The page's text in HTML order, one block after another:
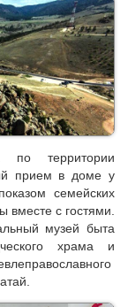
и дорога в
Большой Куналей,
площадке у горы